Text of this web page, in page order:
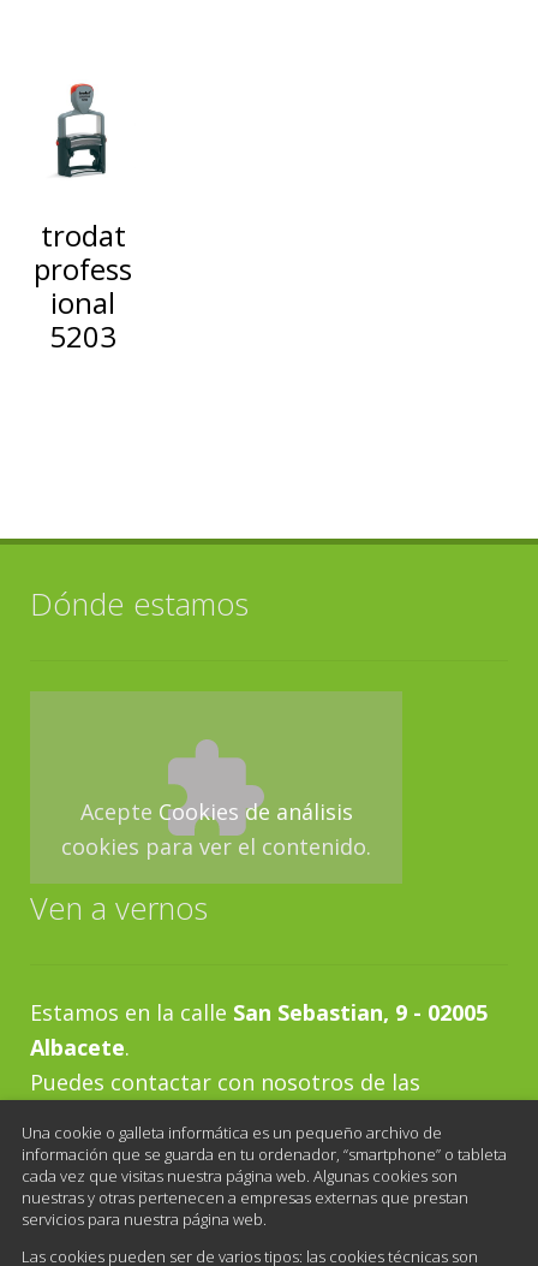
trodat
profess
ional
5203
Dónde estamos
Acepte Cookies de análisis
cookies para ver el contenido.
Ven a vernos
Estamos en la calle San Sebastian, 9 - 02005
Albacete.
Puedes contactar con nosotros de las
Teléfono:967 21 83 94
Horario al público:
De lunes a viernes de 10:00 a 13:30 y de 16:30
Una cookie o galleta informática es un pequeño archivo de
información que se guarda en tu ordenador, “smartphone” o tableta
cada vez que visitas nuestra página web. Algunas cookies son
nuestras y otras pertenecen a empresas externas que prestan
servicios para nuestra página web.
Las cookies pueden ser de varios tipos: las cookies técnicas son